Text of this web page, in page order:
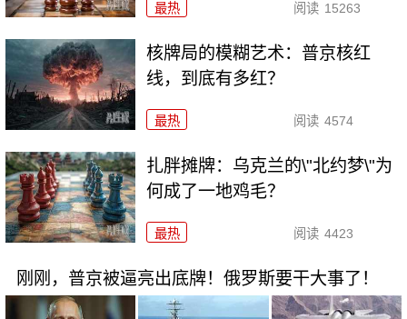
最热 阅读 15263
核牌局的模糊艺术：普京核红
线，到底有多红？
最热 阅读 4574
扎胖摊牌：乌克兰的\"北约梦\"为
何成了一地鸡毛？
最热 阅读 4423
刚刚，普京被逼亮出底牌！俄罗斯要干大事了！